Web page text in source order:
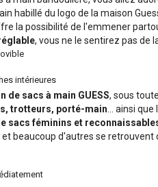
habillé du logo de la maison
la possibilité de l'emmener
, vous ne le sentirez pas de
intérieures
de sacs à main GUESS, sous
trotteurs, porté-main ... ainsi que
sacs féminins et
et beaucoup d'autres se retrouvent